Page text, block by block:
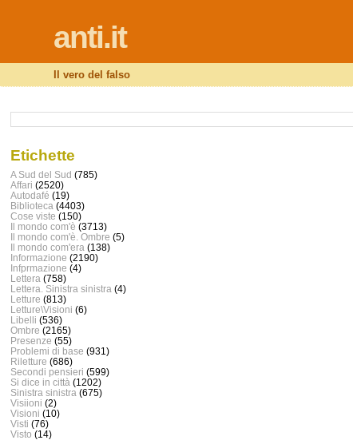
anti.it
Il vero del falso
Etichette
A Sud del Sud (785)
Affari (2520)
Autodafé (19)
Biblioteca (4403)
Cose viste (150)
Il mondo com'è (3713)
Il mondo com'è. Ombre (5)
Il mondo com'era (138)
Informazione (2190)
Infprmazione (4)
Lettera (758)
Lettera. Sinistra sinistra (4)
Letture (813)
Letture\Visioni (6)
Libelli (536)
Ombre (2165)
Presenze (55)
Problemi di base (931)
Riletture (686)
Secondi pensieri (599)
Si dice in città (1202)
Sinistra sinistra (675)
Visiioni (2)
Visioni (10)
Visti (76)
Visto (14)